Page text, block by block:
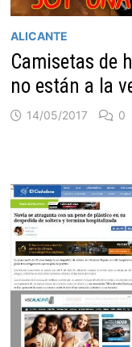
ALICANTE
Camisetas de
no están a la
14/05/2017 0